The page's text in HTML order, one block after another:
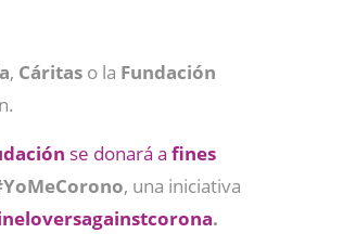
, Cáritas o la Fundación
se donará a fines
, una iniciativa
.